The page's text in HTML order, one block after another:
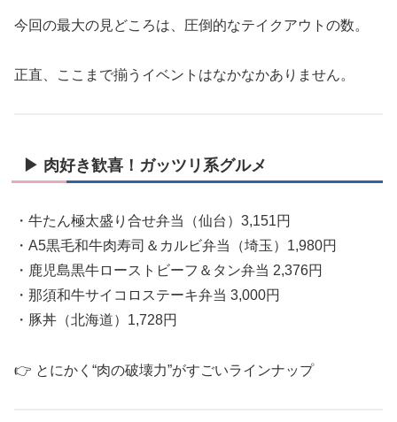
今回の最大の見どころは、圧倒的なテイクアウトの数。
正直、ここまで揃うイベントはなかなかありません。
▶ 肉好き歓喜！ガッツリ系グルメ
・牛たん極太盛り合せ弁当（仙台）3,151円
・A5黒毛和牛肉寿司＆カルビ弁当（埼玉）1,980円
・鹿児島黒牛ローストビーフ＆タン弁当 2,376円
・那須和牛サイコロステーキ弁当 3,000円
・豚丼（北海道）1,728円
👉 とにかく“肉の破壊力”がすごいラインナップ